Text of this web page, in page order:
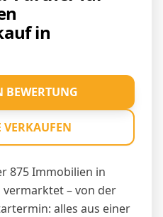
in
875 Immobilien in
– von der
alles aus einer